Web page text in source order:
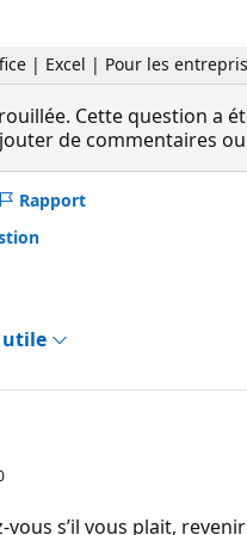
| Excel | Pour les
Cette question a
de commentaires
Rapport
utile
vous s’il vous plait,